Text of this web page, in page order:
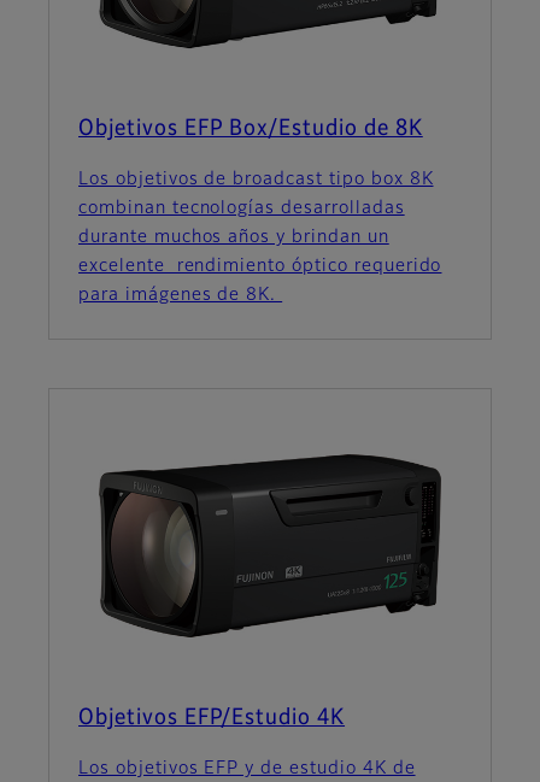
Objetivos EFP Box/Estudio de 8K
Los objetivos de broadcast tipo box 8K
combinan tecnologías desarrolladas
durante muchos años y brindan un
excelente rendimiento óptico requerido
para imágenes de 8K.
Objetivos EFP/Estudio 4K
Los objetivos EFP y de estudio 4K de